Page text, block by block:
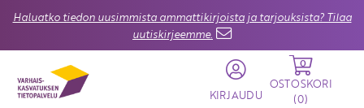
Haluatko tiedon uusimmista ammattikirjoista ja tarjouksista? Tilaa
uutiskirjeemme.
KIRJAUDU
0
OSTOSKORI
(0)